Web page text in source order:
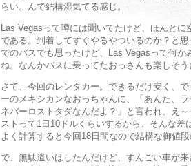
らい。んで結構湿気てる感じ。
Las Vegasって噂には聞いてたけど、ほんと
である。到着してすぐやるやついるのか？と
でのバスでも思ったけど、Las Vegasって何
ね。なんかバスに乗ってたおっさんも楽しそう
さて、今回のレンタカー。できるだけ安く、
ーのメキシカンなおっちゃんに、「あんた、
ネバーロストタダなんだよ？」と言われ、え
ストって1日10ドルくらいするから、そんな差
よく計算すると今回18日間なので結構な御値
で、無駄遣いはしたんだけど、すんごい車が